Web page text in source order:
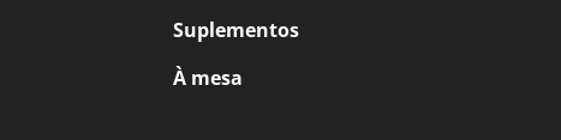
Suplementos
À mesa